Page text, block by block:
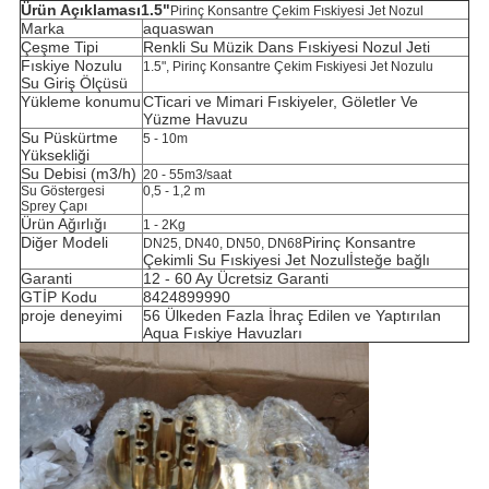
Ürün Açıklaması1.5" Pirinç Konsantre Çekim Fıskiyesi Jet Nozul
Marka
aquaswan
Çeşme Tipi
Renkli Su Müzik Dans Fıskiyesi Nozul Jeti
Fıskiye Nozulu
Su Giriş Ölçüsü
1.5", Pirinç Konsantre Çekim Fıskiyesi Jet Nozulu
Yükleme konumuCTicari ve Mimari Fıskiyeler, Göletler Ve
Yüzme Havuzu
Su Püskürtme
Yüksekliği
5 - 10m
Su Debisi (m3/h) 20 - 55m3/saat
Su Göstergesi
Sprey Çapı
0,5 - 1,2 m
Ürün Ağırlığı 1 - 2Kg
Diğer Modeli DN25, DN40, DN50, DN68Pirinç Konsantre
Çekimli Su Fıskiyesi Jet Nozulİsteğe bağlı
Garanti
12 - 60 Ay Ücretsiz Garanti
GTİP Kodu
8424899990
proje deneyimi
56 Ülkeden Fazla İhraç Edilen ve Yaptırılan
Aqua Fıskiye Havuzları